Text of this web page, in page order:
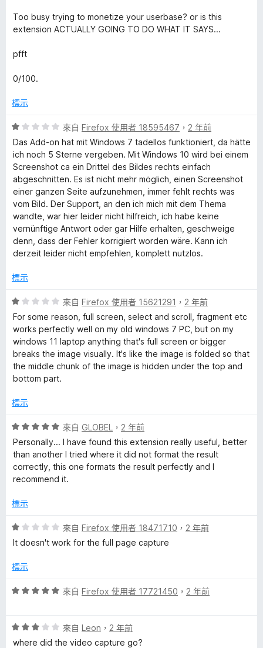
分
5
Too busy trying to monetize your userbase? or is this
extension ACTUALLY GOING TO DO WHAT IT SAYS...
pfft
0/100.
標示
評
價
1
分
，
滿
分
5
分
來自 Firefox 使用者 18595467 ， 2 年前
Das Add-on hat mit Windows 7 tadellos funktioniert, da hätte
ich noch 5 Sterne vergeben. Mit Windows 10 wird bei einem
Screenshot ca ein Drittel des Bildes rechts einfach
abgeschnitten. Es ist nicht mehr möglich, einen Screenshot
einer ganzen Seite aufzunehmen, immer fehlt rechts was
vom Bild. Der Support, an den ich mich mit dem Thema
wandte, war hier leider nicht hilfreich, ich habe keine
vernünftige Antwort oder gar Hilfe erhalten, geschweige
denn, dass der Fehler korrigiert worden wäre. Kann ich
derzeit leider nicht empfehlen, komplett nutzlos.
標示
評
價
1
分
，
滿
分
分
來自 Firefox 使用者 15621291 ， 2 年前
For some reason, full screen, select and scroll, fragment etc
works perfectly well on my old windows 7 PC, but on my
windows 11 laptop anything that's full screen or bigger
breaks the image visually. It's like the image is folded so that
the middle chunk of the image is hidden under the top and
bottom part.
標示
評
價
5
分
，
分
分
來自 GLOBEL ， 2 年前
Personally... I have found this extension really useful, better
than another I tried where it did not format the result
correctly, this one formats the result perfectly and I
recommend it.
標示
評
價
分
滿
分
來自 Firefox 使用者 18471710 ， 2 年前
It doesn't work for the full page capture
標示
評
分
，
來自 Firefox 使用者 17721450 ， 2 年前
評
價
來自 Leon ， 2 年前
where did the video capture go?